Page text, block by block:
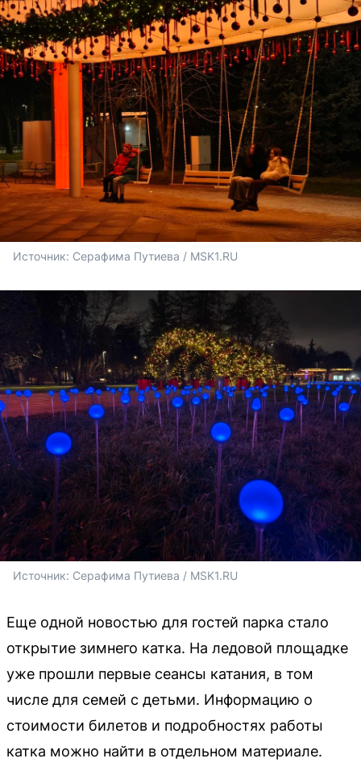
Источник: Серафима Путиева / MSK1.RU
Источник: Серафима Путиева / MSK1.RU
Еще одной новостью для гостей парка стало
открытие зимнего катка. На ледовой площадке
уже прошли первые сеансы катания, в том
числе для семей с детьми. Информацию о
стоимости билетов и подробностях работы
катка можно найти в отдельном материале.